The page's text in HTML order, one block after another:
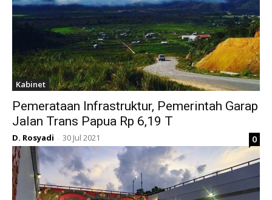
Kabinet
Pemerataan Infrastruktur, Pemerintah Garap
Jalan Trans Papua Rp 6,19 T
D. Rosyadi - 30 Jul 2021 0